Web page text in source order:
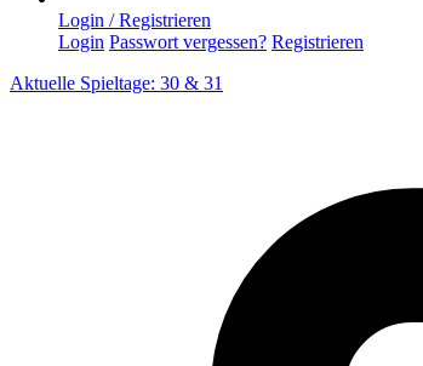
Login / Registrieren
Login Passwort vergessen? Registrieren
Aktuelle Spieltage: 30 & 31